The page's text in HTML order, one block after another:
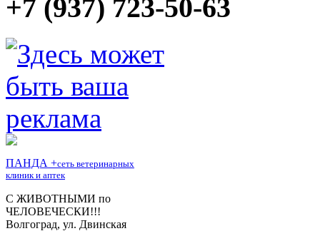
+7 (937) 723-50-63